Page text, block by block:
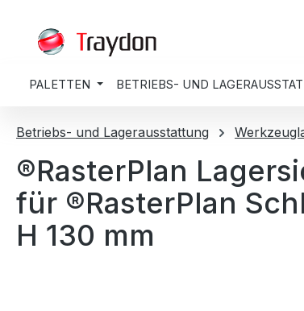
PALETTEN BETRIEBS- UND
Betriebs- und Lagerausstattung
®RasterPlan
für ®RasterPlan
H 130 mm